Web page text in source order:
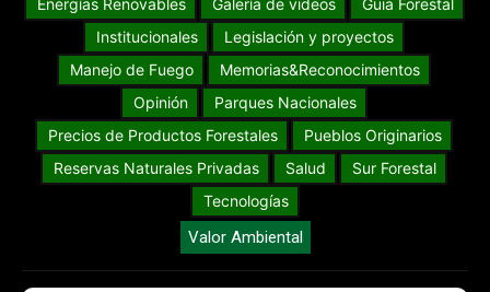
Energías Renovables
Galería de videos
Guia Forestal
Institucionales
Legislación y proyectos
Manejo de Fuego
Memorias&Reconocimientos
Opinión
Parques Nacionales
Precios de Productos Forestales
Pueblos Originarios
Reservas Naturales Privadas
Salud
Sur Forestal
Tecnologías
Valor Ambiental